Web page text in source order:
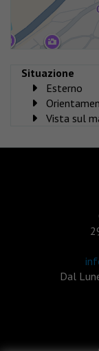
Situazione
Esterno
Vista sul
Dal